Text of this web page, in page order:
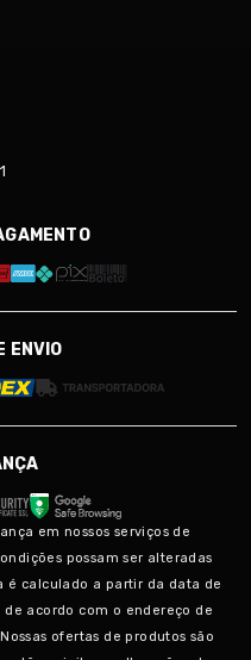
ENVIO
em nossos serviços de
possam ser alteradas
é calculado a partir da data de
acordo com o endereço de
ofertas de produtos são